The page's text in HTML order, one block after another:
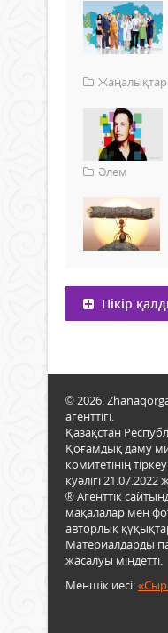
Жаңалықтар
Әлем
Пікір
© 2026.
агенттігі.
Қазақстан
Қоғамдық даму
комитетінің
куәлігі
® Агенттік
мақалалар мен
авторлық
Материалдарды
жасалуы міндетті.
Меншік иесі: